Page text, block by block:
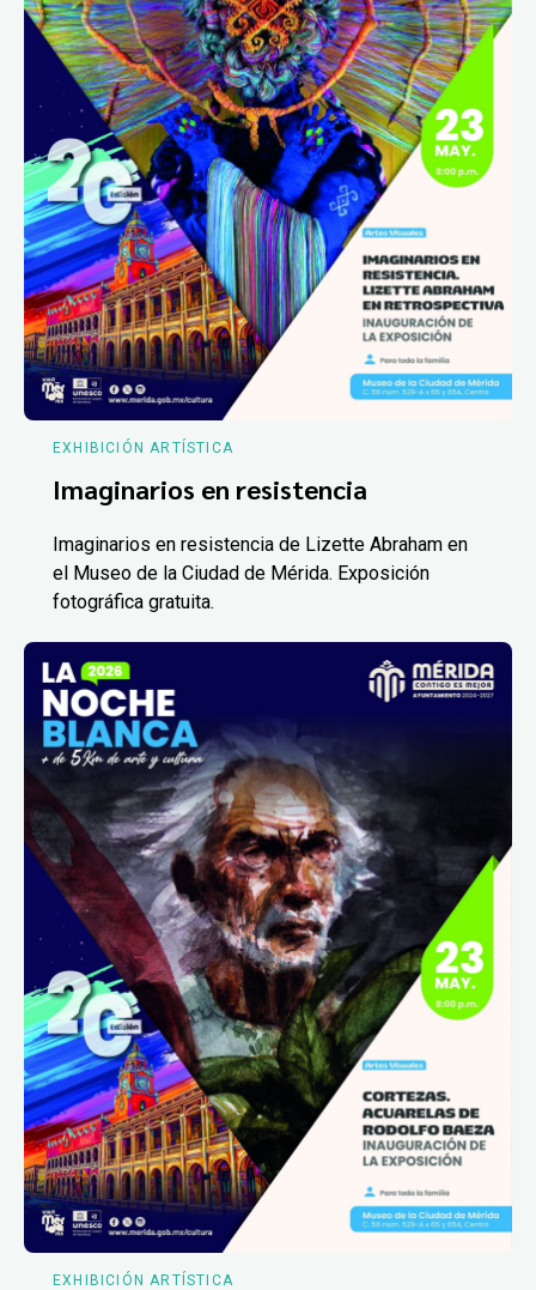
EXHIBICIÓN ARTÍSTICA
Imaginarios en resistencia
Imaginarios en resistencia de Lizette Abraham en
el Museo de la Ciudad de Mérida. Exposición
fotográfica gratuita.
EXHIBICIÓN ARTÍSTICA